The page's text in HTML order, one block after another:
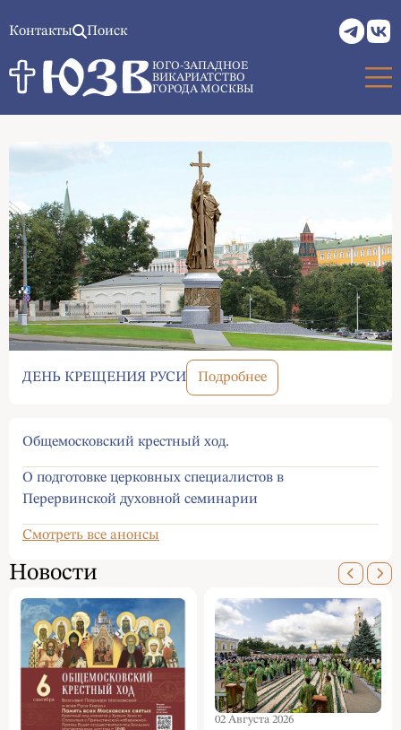
Контакты Поиск
ЮГО-ЗАПАДНОЕ
ВИКАРИАТСТВО
ГОРОДА МОСКВЫ
ДЕНЬ КРЕЩЕНИЯ РУСИ Подробнее
Общемосковский крестный ход.
О подготовке церковных специалистов в
Перервинской духовной семинарии
Смотреть все анонсы
Новости
02 Августа 2026